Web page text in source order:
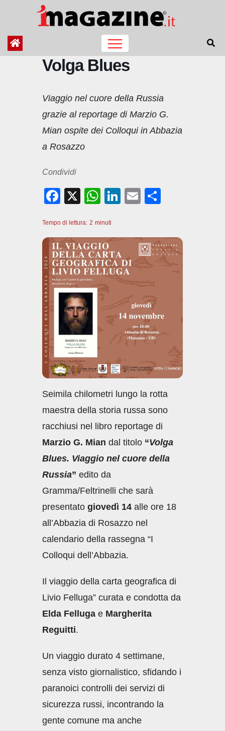
contenuto
Volga Blues
Viaggio nel cuore della Russia
grazie al reportage di Marzio G.
Mian ospite dei Colloqui in Abbazia
a Rosazzo
Condividi
F
c
e
b
o
o
k
X
W
at
s
A
p
p
Li
dI
n
E
di
vi
Tempo di lettura: 2 minuti
Seimila chilometri lungo la rotta
maestra della storia russa sono
racchiusi nel libro reportage di
Marzio G. Mian dal titolo “Volga
Blues. Viaggio nel cuore della
Russia” edito da
Gramma/Feltrinelli che sarà
presentato giovedì 14 alle ore 18
all’Abbazia di Rosazzo nel
calendario della rassegna “I
Colloqui dell’Abbazia.
Il viaggio della carta geografica di
Livio Felluga” curata e condotta da
Elda Felluga e Margherita
Reguitti.
Un viaggio durato 4 settimane,
senza visto giornalistico, sfidando i
paranoici controlli dei servizi di
sicurezza russi, incontrando la
gente comune ma anche